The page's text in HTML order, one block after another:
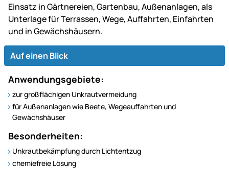
Einsatz in Gärtnereien, Gartenbau, Außenanlagen, als
Unterlage für Terrassen, Wege, Auffahrten, Einfahrten
und in Gewächshäusern.
Auf einen Blick
Anwendungsgebiete:
zur großflächigen Unkrautvermeidung
für Außenanlagen wie Beete, Wegeauffahrten und
Gewächshäuser
Besonderheiten:
Unkrautbekämpfung durch Lichtentzug
chemiefreie Lösung